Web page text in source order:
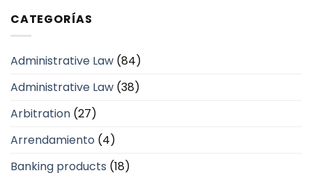
CATEGORÍAS
Administrative Law (84)
Administrative Law (38)
Arbitration (27)
Arrendamiento (4)
Banking products (18)